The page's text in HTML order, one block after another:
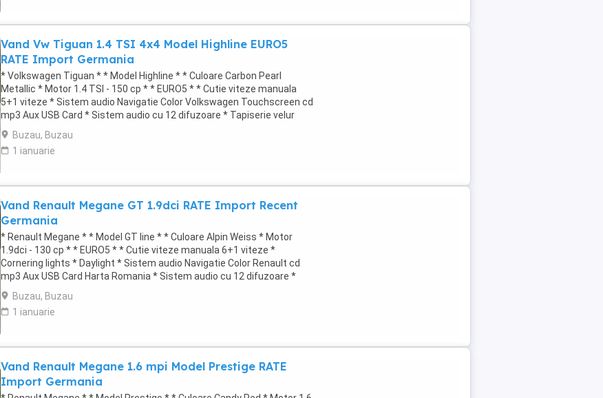
Vand Vw Tiguan 1.4 TSI 4x4 Model Highline EURO5
RATE Import Germania
* Volkswagen Tiguan * * Model Highline * * Culoare Carbon Pearl
Metallic * Motor 1.4 TSI - 150 cp * * EURO5 * * Cutie viteze manuala
5+1 viteze * Sistem audio Navigatie Color Volkswagen Touchscreen cd
mp3 Aux USB Card * Sistem audio cu 12 difuzoare * Tapiserie velur
impecabila * Incalzire ...
Buzau, Buzau
1 ianuarie
Vand Renault Megane GT 1.9dci RATE Import Recent
Germania
* Renault Megane * * Model GT line * * Culoare Alpin Weiss * Motor
1.9dci - 130 cp * * EURO5 * * Cutie viteze manuala 6+1 viteze *
Cornering lights * Daylight * Sistem audio Navigatie Color Renault cd
mp3 Aux USB Card Harta Romania * Sistem audio cu 12 difuzoare *
Tapiserie velur ...
Buzau, Buzau
1 ianuarie
Vand Renault Megane 1.6 mpi Model Prestige RATE
Import Germania